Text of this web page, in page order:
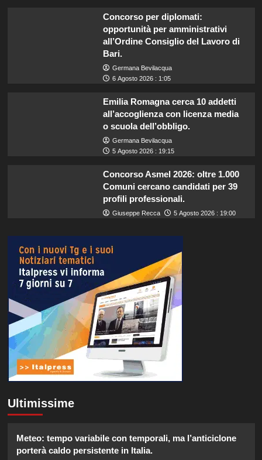
Concorso per diplomati:
opportunità per amministrativi
all’Ordine Consiglio del Lavoro di
Bari.
Germana Bevilacqua
6 Agosto 2026 : 1:05
Emilia Romagna cerca 10 addetti
all’accoglienza con licenza media
o scuola dell’obbligo.
Germana Bevilacqua
5 Agosto 2026 : 19:15
Concorso Asmel 2026: oltre 1.000
Comuni cercano candidati per 39
profili professionali.
Giuseppe Recca 5 Agosto 2026 : 19:00
Ultimissime
Meteo: tempo variabile con temporali, ma l’anticiclone
porterà caldo persistente in Italia.